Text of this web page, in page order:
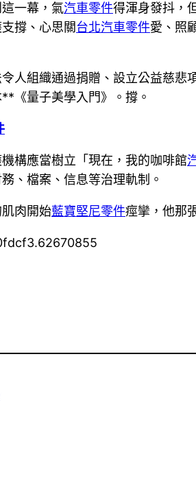
這一幕，氣汽車零件得渾身發抖，
撐、心思關台北汽車零件愛、照
人組織通過捐贈、設立公益慈
《量子美學入門》。撐。
構應當樹立「現在，我的咖啡館
、檔案、信息等治理軌制。
肉開始藍寶堅尼零件痙攣，他那